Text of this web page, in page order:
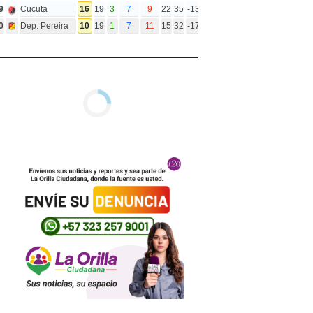
Cucuta 16 19 3 7 9 22 35 -13
Dep. Pereira 10 19 1 7 11 15 32 -17